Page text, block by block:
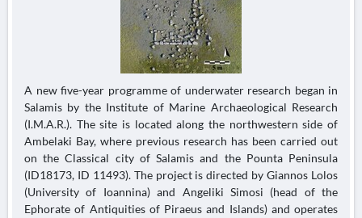
A new five-year programme of underwater research began in
Salamis by the Institute of Marine Archaeological Research
(I.M.A.R.). The site is located along the northwestern side of
Ambelaki Bay, where previous research has been carried out
on the Classical city of Salamis and the Pounta Peninsula
(ID18173, ID 11493). The project is directed by Giannos Lolos
(University of Ioannina) and Angeliki Simosi (head of the
Ephorate of Antiquities of Piraeus and Islands) and operates